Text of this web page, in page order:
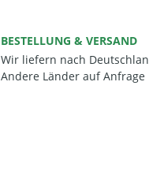
BESTELLUNG & VERSAND
Wir liefern nach
Andere Länder auf Anfrage